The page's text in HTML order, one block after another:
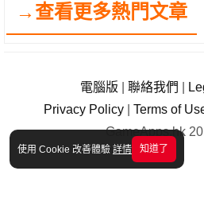
使用 Cookie 改善體驗 詳情 知道了
→查看更多熱門文章
電腦版 聯絡我們
Privacy Policy
Terms of
GameApps.hk